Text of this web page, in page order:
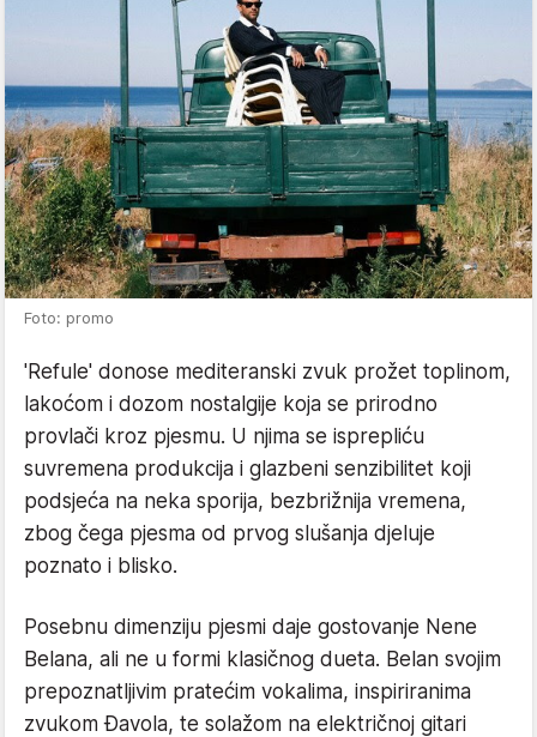
Foto: promo
'Refule' donose mediteranski zvuk prožet toplinom,
lakoćom i dozom nostalgije koja se prirodno
provlači kroz pjesmu. U njima se isprepliću
suvremena produkcija i glazbeni senzibilitet koji
podsjeća na neka sporija, bezbrižnija vremena,
zbog čega pjesma od prvog slušanja djeluje
poznato i blisko.
Posebnu dimenziju pjesmi daje gostovanje Nene
Belana, ali ne u formi klasičnog dueta. Belan svojim
prepoznatljivim pratećim vokalima, inspiriranima
zvukom Đavola, te solažom na električnoj gitari